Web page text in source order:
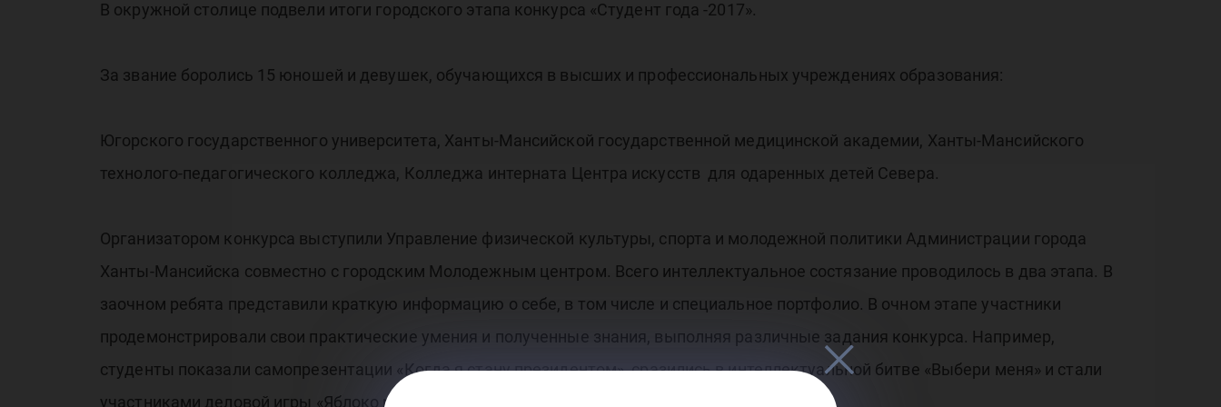
В окружной столице подвели итоги городского этапа конкурса «Студент года -2017».
За звание боролись 15 юношей и девушек, обучающихся в высших и профессиональных учреждениях образования:
Югорского государственного университета, Ханты-Мансийской государственной медицинской академии, Ханты-Мансийского
технолого-педагогического колледжа, Колледжа интерната Центра искусств для одаренных детей Севера.
Организатором конкурса выступили Управление физической культуры, спорта и молодежной политики Администрации города
Ханты-Мансийска совместно с городским Молодежным центром. Всего интеллектуальное состязание проводилось в два этапа. В
заочном ребята представили краткую информацию о себе, в том числе и специальное портфолио. В очном этапе участники
продемонстрировали свои практические умения и полученные знания, выполняя различные задания конкурса. Например,
студенты показали самопрезентации «Когда я стану президентом», сразились в интеллектуальной битве «Выбери меня» и стали
участниками деловой игры «Яблоко раздора».